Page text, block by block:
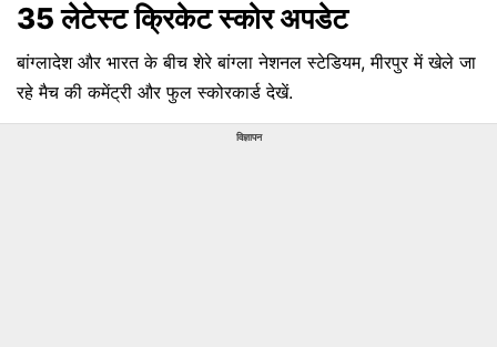
35 लेटेस्ट क्रिकेट स्कोर अपडेट
बांग्लादेश और भारत के बीच शेरे बांग्ला नेशनल स्टेडियम, मीरपुर में खेले जा
रहे मैच की कमेंट्री और फुल स्कोरकार्ड देखें.
विज्ञापन